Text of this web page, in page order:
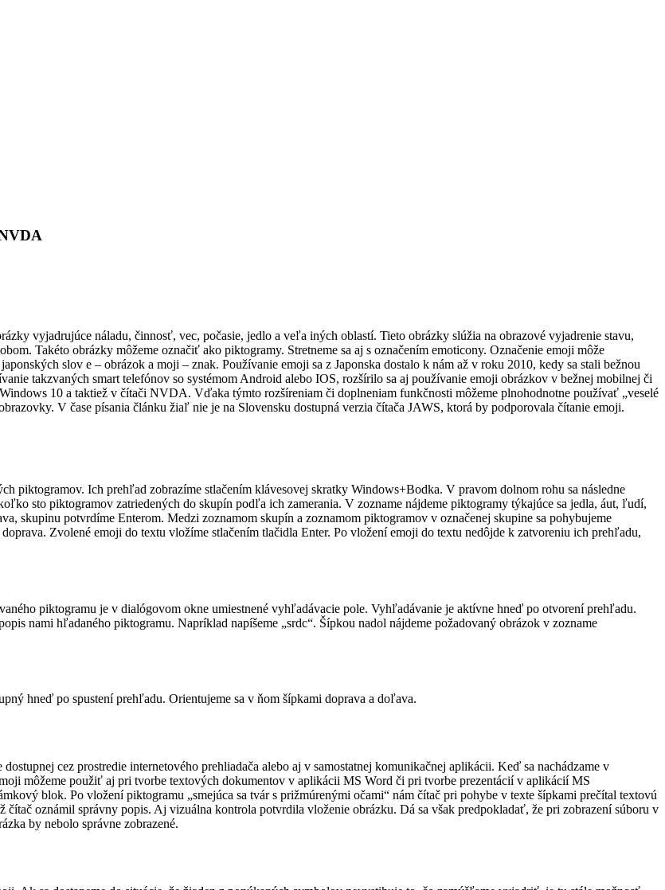
vyjadrujúce náladu, činnosť, vec, počasie, jedlo a veľa iných oblastí. Tieto obrázky slúžia na obrazové vyjadrenie stavu,
Takéto obrázky môžeme označiť ako piktogramy. Stretneme sa aj s označením emoticony. Označenie emoji môže
slov e – obrázok a moji – znak. Používanie emoji sa z Japonska dostalo k nám až v roku 2010, kedy sa stali bežnou
takzvaných smart telefónov so systémom Android alebo IOS, rozšírilo sa aj používanie emoji obrázkov v bežnej mobilnej či
10 a taktiež v čítači NVDA. Vďaka týmto rozšíreniam či doplneniam funkčnosti môžeme plnohodnotne používať „veselé
V čase písania článku žiaľ nie je na Slovensku dostupná verzia čítača JAWS, ktorá by podporovala čítanie emoji.
piktogramov. Ich prehľad zobrazíme stlačením klávesovej skratky Windows+Bodka. V pravom dolnom rohu sa následne
sto piktogramov zatriedených do skupín podľa ich zamerania. V zozname nájdeme piktogramy týkajúce sa jedla, áut, ľudí,
skupinu potvrdíme Enterom. Medzi zoznamom skupín a zoznamom piktogramov v označenej skupine sa pohybujeme
Zvolené emoji do textu vložíme stlačením tlačidla Enter. Po vložení emoji do textu nedôjde k zatvoreniu ich prehľadu,
piktogramu je v dialógovom okne umiestnené vyhľadávacie pole. Vyhľadávanie je aktívne hneď po otvorení prehľadu.
nami hľadaného piktogramu. Napríklad napíšeme „srdc“. Šípkou nadol nájdeme požadovaný obrázok v zozname
hneď po spustení prehľadu. Orientujeme sa v ňom šípkami doprava a doľava.
cez prostredie internetového prehliadača alebo aj v samostatnej komunikačnej aplikácii. Keď sa nachádzame v
môžeme použiť aj pri tvorbe textových dokumentov v aplikácii MS Word či pri tvorbe prezentácií v aplikácií MS
blok. Po vložení piktogramu „smejúca sa tvár s prižmúrenými očami“ nám čítač pri pohybe v texte šípkami prečítal textovú
čítač oznámil správny popis. Aj vizuálna kontrola potvrdila vloženie obrázku. Dá sa však predpokladať, že pri zobrazení súboru v
by nebolo správne zobrazené.